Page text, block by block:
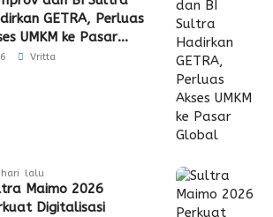
GETRA, Perluas
UMKM ke Pasar
Vritta
hari lalu
Maimo 2026
Digitalisasi